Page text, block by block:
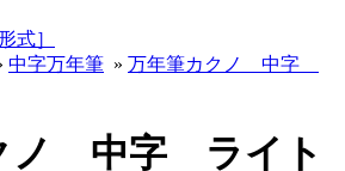
式］
中字万年筆 » 万年筆カクノ 中字
ノ 中字 ライト